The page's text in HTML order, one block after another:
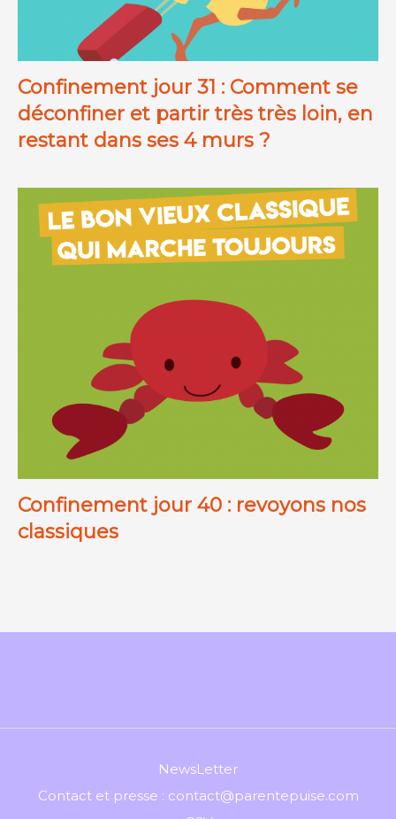
Confinement jour 31 : Comment se
déconfiner et partir très très loin, en
restant dans ses 4 murs ?
Confinement jour 40 : revoyons nos
classiques
NewsLetter
Contact et presse : contact@parentepuise.com